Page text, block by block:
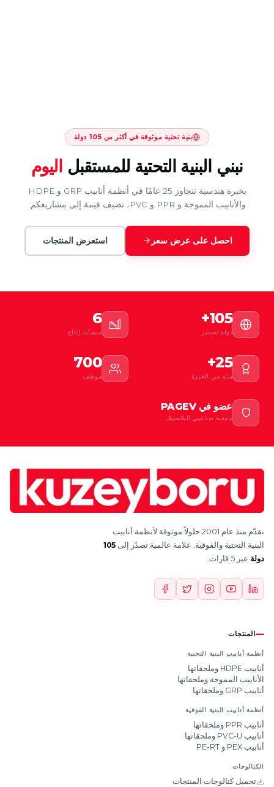
بنية تحتية موثوقة في أكثر من 105 دولة
نبني البنية التحتية للمستقبل اليوم
بخبرة هندسية تتجاوز 25 عامًا في أنظمة أنابيب GRP و HDPE
والأنابيب المموجة و PPR و PVC، نضيف قيمة إلى مشاريعكم.
احصل على عرض سعر استعرض المنتجات
105+
دولة تصدير
6
منشآت إنتاج
25+
سنة من الخبرة
700
موظف
عضو في PAGEV
جمعية صناعيي البلاستيك
نقدّم منذ عام 2001 حلولاً موثوقة لأنظمة أنابيب
البنية التحتية والفوقية. علامة عالمية تصدّر إلى 105
دولة عبر 5 قارات.
المنتجات
أنظمة أنابيب البنية التحتية
أنابيب HDPE وملحقاتها
الأنابيب المموجة وملحقاتها
أنابيب GRP وملحقاتها
أنظمة أنابيب البنية الفوقية
أنابيب PPR وملحقاتها
أنابيب PVC-U وملحقاتها
أنابيب PEX و PE-RT
الكتالوجات
تحميل كتالوجات المنتجات